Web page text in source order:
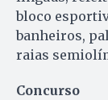
bloco
banheiros,
raias
Concurso